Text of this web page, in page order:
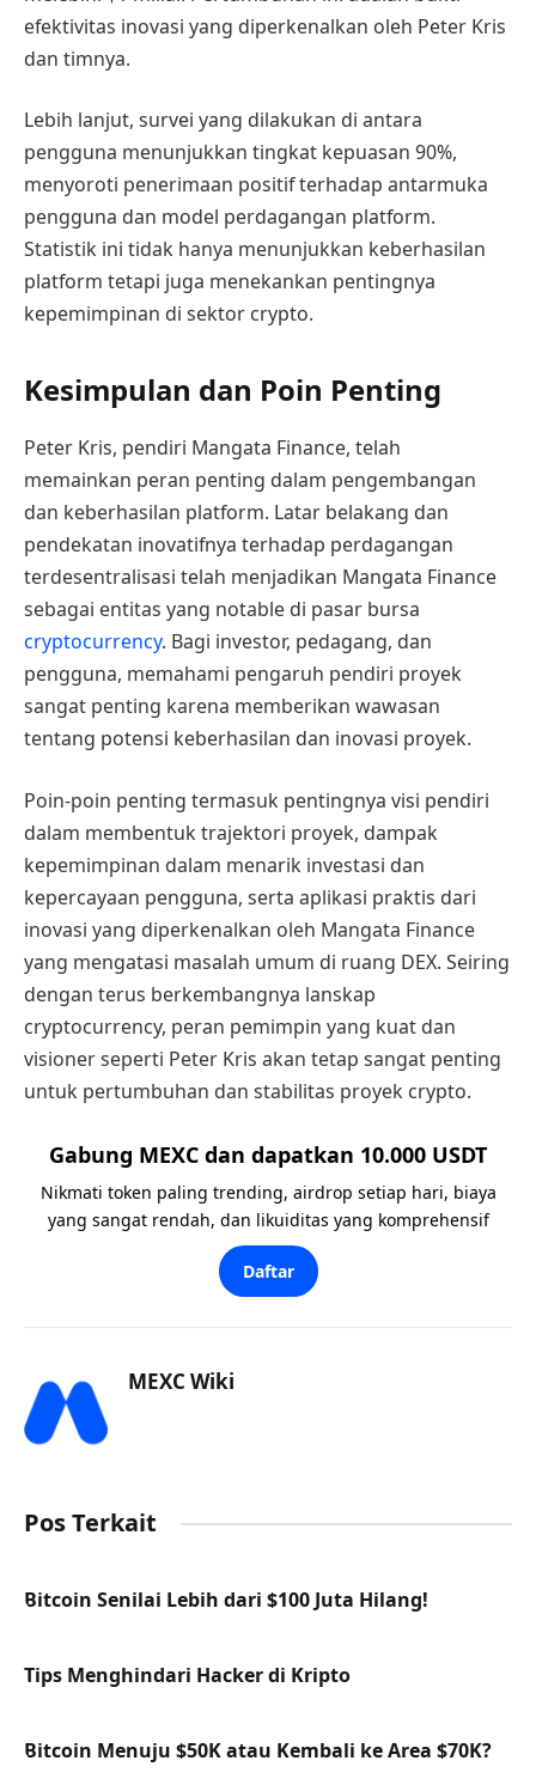
efektivitas inovasi yang diperkenalkan oleh Peter Kris
dan timnya.
Lebih lanjut, survei yang dilakukan di antara
pengguna menunjukkan tingkat kepuasan 90%,
menyoroti penerimaan positif terhadap antarmuka
pengguna dan model perdagangan platform.
Statistik ini tidak hanya menunjukkan keberhasilan
platform tetapi juga menekankan pentingnya
kepemimpinan di sektor crypto.
Kesimpulan dan Poin Penting
Peter Kris, pendiri Mangata Finance, telah
memainkan peran penting dalam pengembangan
dan keberhasilan platform. Latar belakang dan
pendekatan inovatifnya terhadap perdagangan
terdesentralisasi telah menjadikan Mangata Finance
sebagai entitas yang notable di pasar bursa
cryptocurrency. Bagi investor, pedagang, dan
pengguna, memahami pengaruh pendiri proyek
sangat penting karena memberikan wawasan
tentang potensi keberhasilan dan inovasi proyek.
Poin-poin penting termasuk pentingnya visi pendiri
dalam membentuk trajektori proyek, dampak
kepemimpinan dalam menarik investasi dan
kepercayaan pengguna, serta aplikasi praktis dari
inovasi yang diperkenalkan oleh Mangata Finance
yang mengatasi masalah umum di ruang DEX. Seiring
dengan terus berkembangnya lanskap
cryptocurrency, peran pemimpin yang kuat dan
visioner seperti Peter Kris akan tetap sangat penting
untuk pertumbuhan dan stabilitas proyek crypto.
Gabung MEXC dan dapatkan 10.000 USDT
Nikmati token paling trending, airdrop setiap hari, biaya
yang sangat rendah, dan likuiditas yang komprehensif
Daftar
MEXC Wiki
Pos Terkait
Bitcoin Senilai Lebih dari $100 Juta Hilang!
Tips Menghindari Hacker di Kripto
Bitcoin Menuju $50K atau Kembali ke Area $70K?